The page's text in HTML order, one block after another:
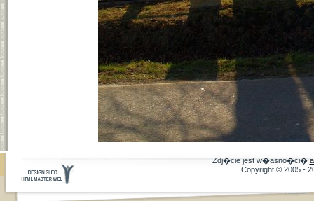
Zdj�cie jest w�asno�ci�
Copyright © 2005 -